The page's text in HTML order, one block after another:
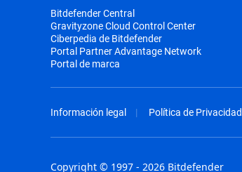
Bitdefender Central
Gravityzone Cloud Control Center
Ciberpedia de Bitdefender
Portal Partner Advantage Network
Portal de marca
Información legal Política de Privacidad
Copyright © 1997 - 2026 Bitdefender